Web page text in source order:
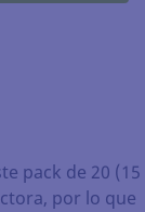
pack de 20 (15
por lo que